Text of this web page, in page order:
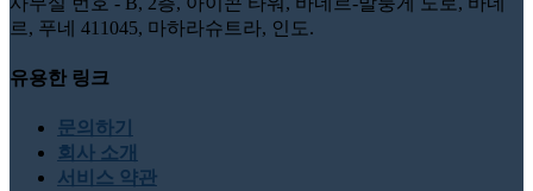
르, 푸네 411045, 마하라슈트라, 인도.
유용한 링크
문의하기
회사 소개
서비스 약관